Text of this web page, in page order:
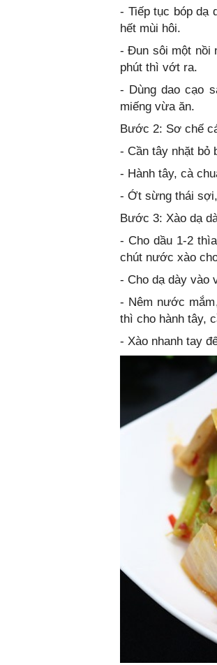
- Tiếp tục bóp dạ
hết mùi hôi.
- Đun sôi một nồi
phút thì vớt ra.
- Dùng dao cạo
miếng vừa ăn.
Bước 2: Sơ chế
- Cần tây nhặt bỏ
- Hành tây, cà
- Ớt sừng thái
Bước 3: Xào dạ
- Cho dầu 1-2
chút nước xào
- Cho dạ dày vào
- Nêm nước
thì cho hành tây,
- Xào nhanh tay